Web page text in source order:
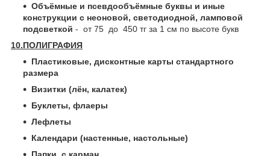
Объёмные и псевдообъёмные буквы и иные
конструкции с неоновой, светодиодной, ламповой
подсветкой - от 75 до 450 тг за 1 см по высоте букв
10.ПОЛИГРАФИЯ
Пластиковые, дисконтные карты стандартного
размера
Визитки (лён, калатек)
Буклеты, флаеры
Лефлеты
Календари (настенные, настольные)
Папки с карман.